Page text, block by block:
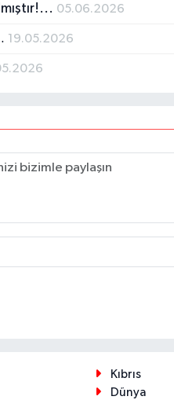
05.06.2026
19.05.2026
Kıbrıs
Dünya